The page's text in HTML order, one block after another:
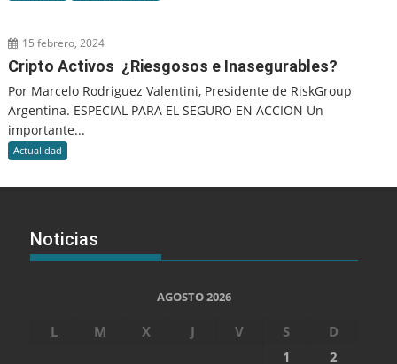
15 febrero, 2024
Cripto Activos ¿Riesgosos e Inasegurables?
Por Marcelo Rodriguez Valentini, Presidente de RiskGroup
Argentina. ESPECIAL PARA EL SEGURO EN ACCION Un
importante...
Actualidad
Noticias
AGOSTO 2026
L M X J V S
D
1
2